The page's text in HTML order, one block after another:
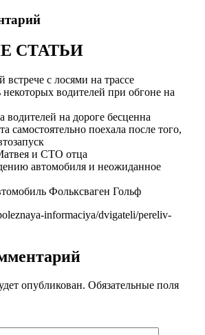
СТАТЬИ
с лосями на трассе
некоторых водителей при обгоне на
водителей на дороге бесценна
самостоятельно поехала после того,
и СТО отца
автомобиля и неожиданное
Фольксваген Гольф
informaciya/dvigateli/pereliv-
опубликован. Обязательные поля